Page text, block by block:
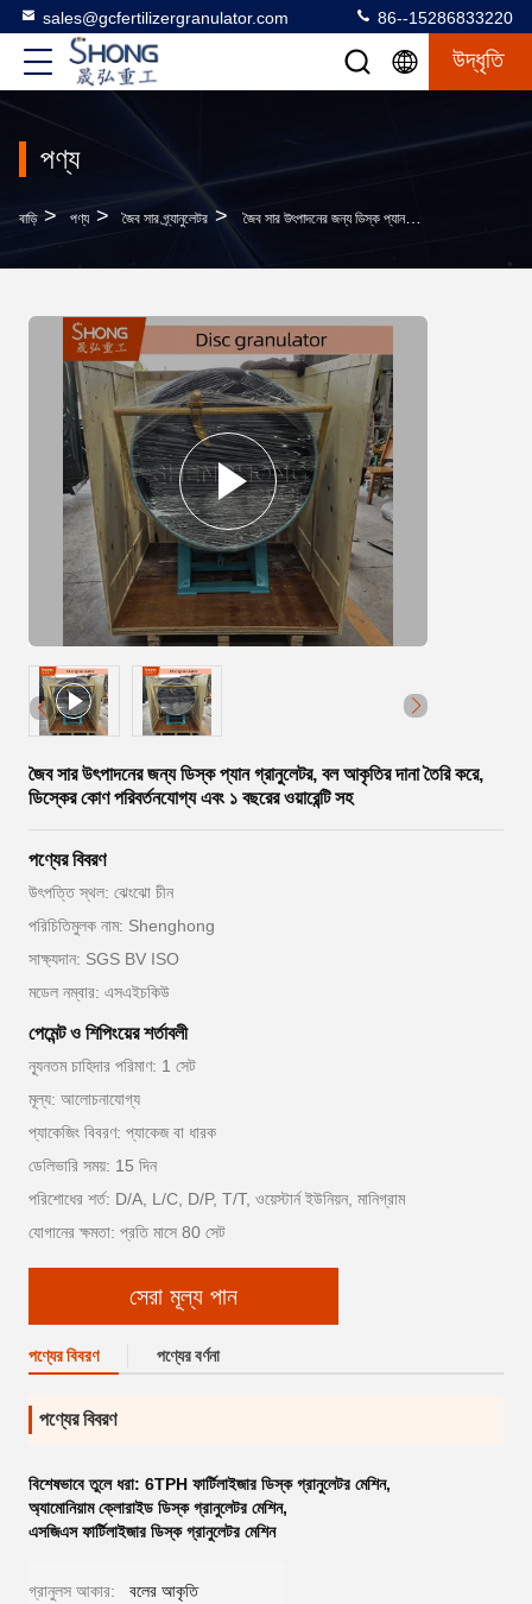
sales@gcfertilizergranulator.com 86--15286833220
উদ্ধৃতি
পণ্য
বাড়ি > পণ্য > জৈব সার গ্র্যানুলেটর > জৈব সার উৎপাদনের জন্য ডিস্ক প্যান গ্রানুলেটর, বল আকৃতির দানা তৈরি করে, ডিস্কের কোণ পরিবর্তনযোগ্য এবং ১ বছরের ওয়ারেন্টি সহ
জৈব সার উৎপাদনের জন্য ডিস্ক প্যান গ্রানুলেটর, বল আকৃতির দানা তৈরি করে,
ডিস্কের কোণ পরিবর্তনযোগ্য এবং ১ বছরের ওয়ারেন্টি সহ
পণ্যের বিবরণ
উৎপত্তি স্থল: ঝেংঝো চীন
পরিচিতিমুলক নাম: Shenghong
সাক্ষ্যদান: SGS BV ISO
মডেল নম্বার: এসএইচকিউ
পেমেন্ট ও শিপিংয়ের শর্তাবলী
ন্যূনতম চাহিদার পরিমাণ: 1 সেট
মূল্য: আলোচনাযোগ্য
প্যাকেজিং বিবরণ: প্যাকেজ বা ধারক
ডেলিভারি সময়: 15 দিন
পরিশোধের শর্ত: D/A, L/C, D/P, T/T, ওয়েস্টার্ন ইউনিয়ন, মানিগ্রাম
যোগানের ক্ষমতা: প্রতি মাসে 80 সেট
সেরা মূল্য পান
পণ্যের বিবরণ পণ্যের বর্ণনা
পণ্যের বিবরণ
বিশেষভাবে তুলে ধরা: 6TPH ফার্টিলাইজার ডিস্ক গ্রানুলেটর মেশিন,
অ্যামোনিয়াম ক্লোরাইড ডিস্ক গ্রানুলেটর মেশিন,
এসজিএস ফার্টিলাইজার ডিস্ক গ্রানুলেটর মেশিন
গ্রানুলস আকার: বলের আকৃতি